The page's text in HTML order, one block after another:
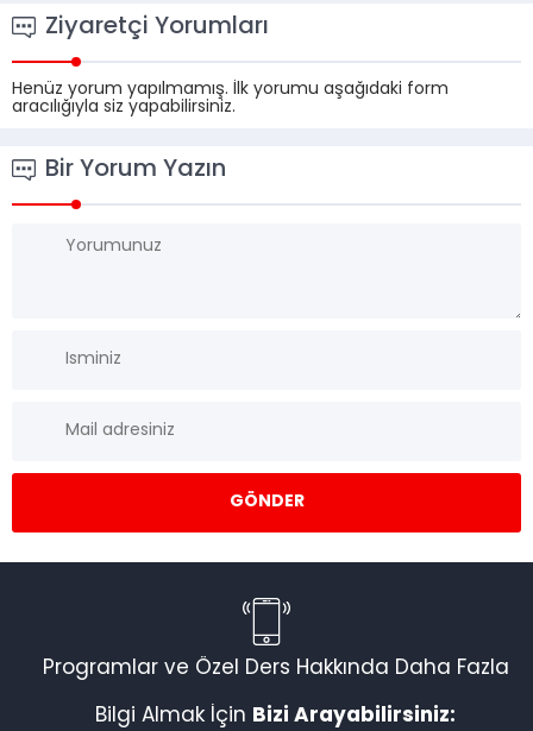
Ziyaretçi Yorumları
Henüz yorum yapılmamış. İlk yorumu aşağıdaki form
aracılığıyla siz yapabilirsiniz.
Bir Yorum Yazın
Programlar ve Özel Ders Hakkında Daha Fazla
Bilgi Almak İçin Bizi Arayabilirsiniz: